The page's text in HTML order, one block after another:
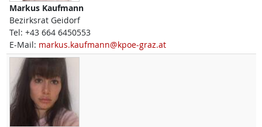
Markus Kaufmann
Bezirksrat Geidorf
Tel: +43 664 6450553
E-Mail: markus.kaufmann@kpoe-graz.at